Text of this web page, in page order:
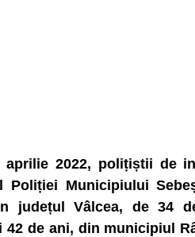
aprilie 2022, polițiștii de
Poliției Municipiului
județul Vâlcea, de 34
42 de ani, din municipiul